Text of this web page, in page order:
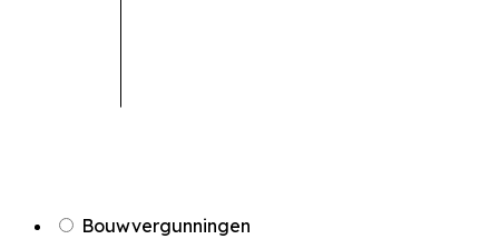
Bouwvergunningen